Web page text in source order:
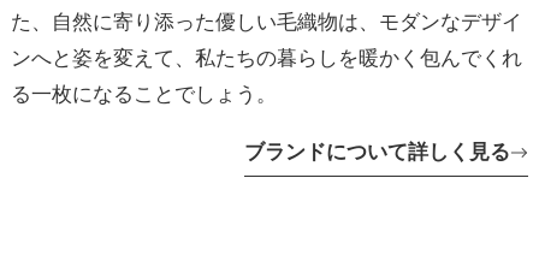
た、自然に寄り添った優しい毛織物は、モダンなデザイ
ンへと姿を変えて、私たちの暮らしを暖かく包んでくれ
る一枚になることでしょう。
ブランドについて詳しく見る